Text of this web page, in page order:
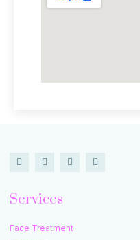
Services
Face Treatment